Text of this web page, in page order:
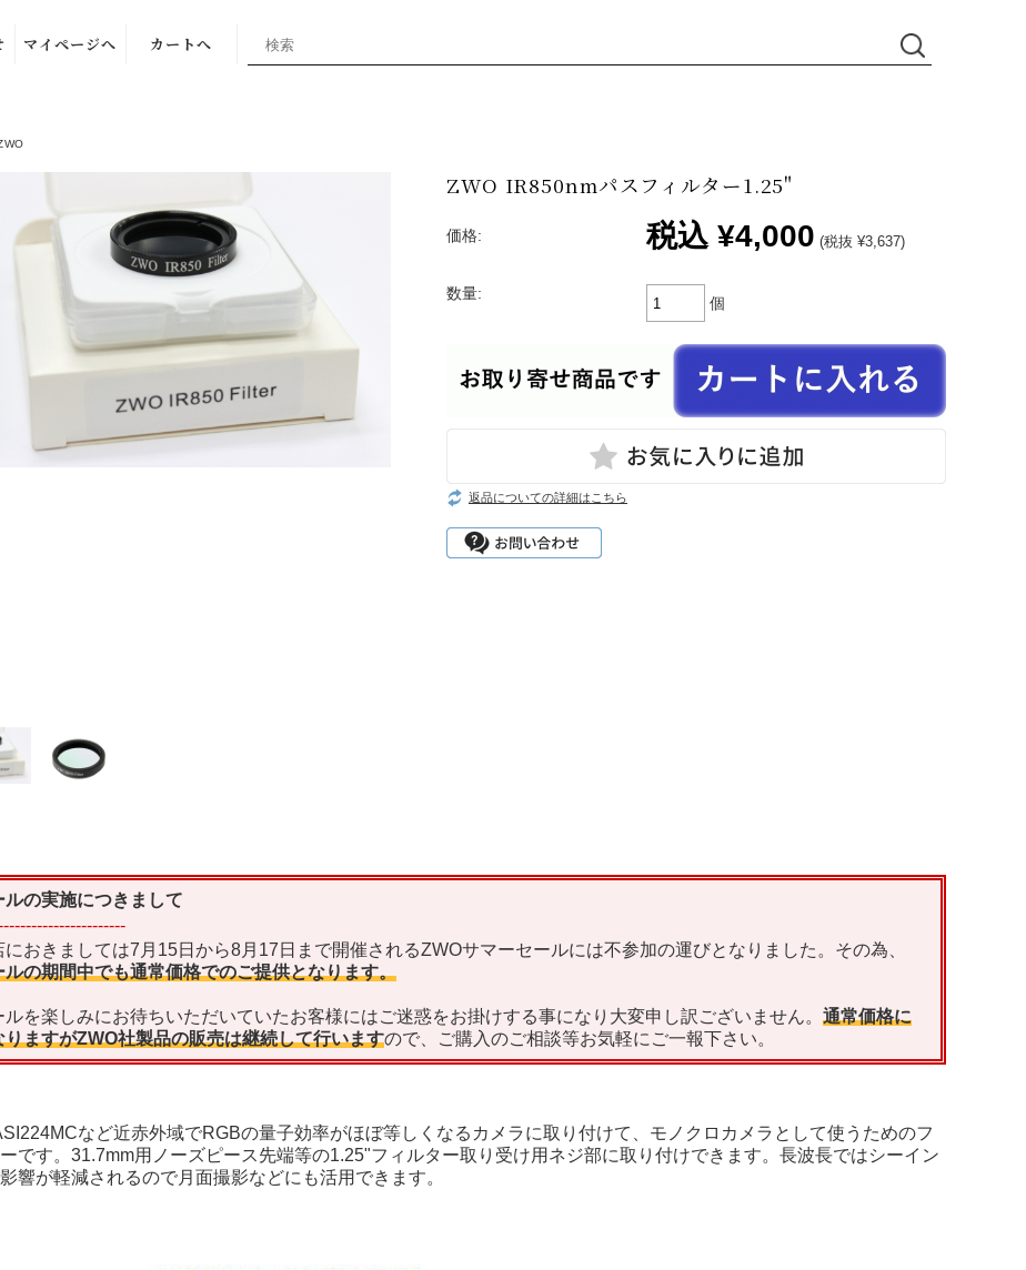
マイページへ カートへ
ZWO IR850nmパスフィルター1.25"
価格: 税込 ¥4,000 (税抜 ¥3,637)
数量:
個
返品についての詳細はこちら
ルの実施につきまして
におきましては7月15日から8月17日まで開催されるZWOサマーセールには不参加の運びとなりました。その為、
ルの期間中でも通常価格でのご提供となります。
ルを楽しみにお待ちいただいていたお客様にはご迷惑をお掛けする事になり大変申し訳ございません。 通常価格に
りますがZWO社製品の販売は継続して行いますので、ご購入のご相談等お気軽にご一報下さい。
など近赤外域でRGBの量子効率がほぼ等しくなるカメラに取り付けて、モノクロカメラとして使うためのフ
です。31.7mm用ノーズピース先端等の1.25"フィルター取り受け用ネジ部に取り付けできます。長波長ではシーイン
響が軽減されるので月面撮影などにも活用できます。